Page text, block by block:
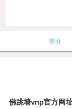
简介
佛跳墙vnp官方网